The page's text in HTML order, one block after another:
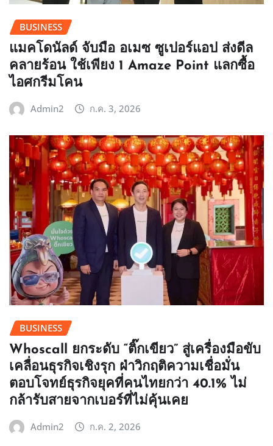
BUSINESS
แมคโดนัลด์ จับมือ อเมซ ซูเปอร์แอป ส่งดีล
คลายร้อน ใช้เพียง 1 Amaze Point แลกซื้อ
ไอศกรีมโคน
Admin2 ก.ค. 3, 2026
BUSINESS
Whoscall ยกระดับ “ติ๊กเขียว” สู่เครื่องมือขับ
เคลื่อนธุรกิจเชิงรุก ฝ่าวิกฤติความเชื่อมั่น
ตอบโจทย์ธุรกิจยุคที่คนไทยกว่า 40.1% ไม่
กล้ารับสายจากเบอร์ที่ไม่คุ้นเคย
Admin2 ก.ค. 2, 2026